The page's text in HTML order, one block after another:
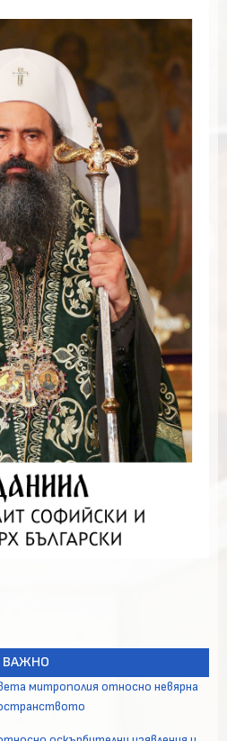
ВАЖНО
митрополия относно невярна